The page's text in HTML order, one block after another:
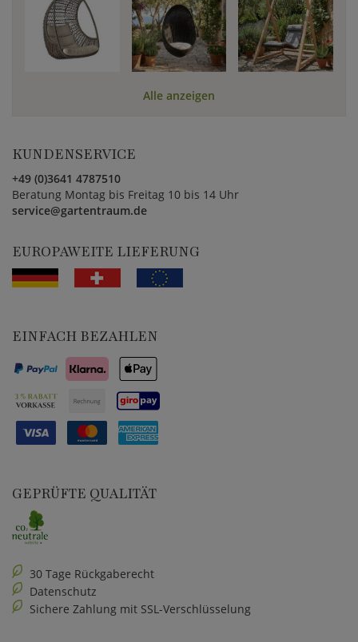
Alle anzeigen
KUNDENSERVICE
+49 (0)3641 4787510
Beratung Montag bis Freitag 10 bis 14 Uhr
service@gartentraum.de
EUROPAWEITE LIEFERUNG
EINFACH BEZAHLEN
GEPRÜFTE QUALITÄT
30 Tage Rückgaberecht
Datenschutz
Sichere Zahlung mit SSL-Verschlüsselung